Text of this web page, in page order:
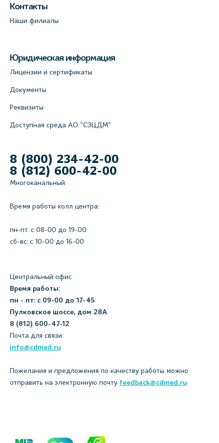
Контакты
Наши филиалы
Юридическая информация
Лицензии и сертификаты
Документы
Реквизиты
Доступная среда АО "СЗЦДМ"
8 (800) 234-42-00
8 (812) 600-42-00
Многоканальный
Время работы колл центра:
пн-пт: c 08-00 до 19-00
сб-вс: с 10-00 до 16-00
Центральный офис
Время работы:
пн - пт: с 09-00 до 17-45
Пулковское шоссе, дом 28А
8 (812) 600-47-12
Почта для связи:
info@cdmed.ru
Пожелания и предложения по качеству работы можно
отправить на электронную почту feedback@cdmed.ru